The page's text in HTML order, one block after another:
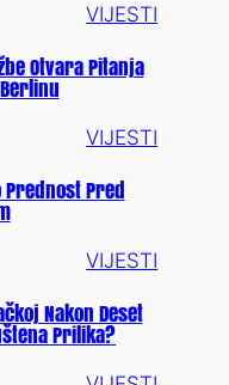
VIJESTI
Otvara Pitanja
VIJESTI
Prednost Pred
VIJESTI
Nakon Deset
Prilika?